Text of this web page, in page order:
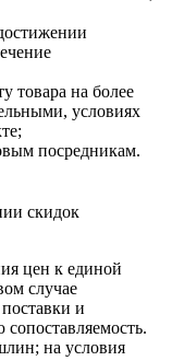
товара на более
условиях
посредникам.
скидок
цен к единой
случае
и
на условия